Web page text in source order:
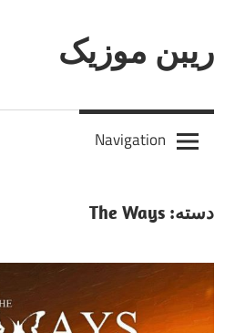
content
ریبن موزیک
mp3
جدید
Navigation
دسته: The Ways